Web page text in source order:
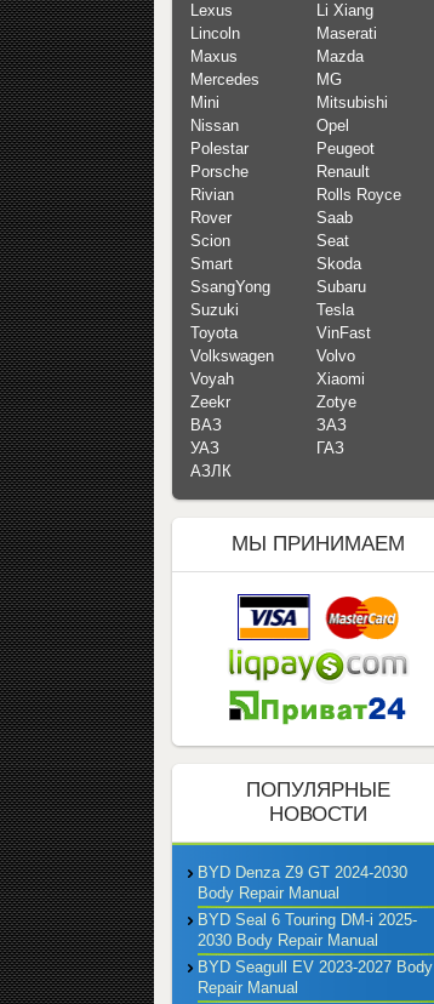
Lexus
Li Xiang
Lincoln
Maserati
Maxus
Mazda
Mercedes
MG
Mini
Mitsubishi
Nissan
Opel
Polestar
Peugeot
Porsche
Renault
Rivian
Rolls Royce
Rover
Saab
Scion
Seat
Smart
Skoda
SsangYong
Subaru
Suzuki
Tesla
Toyota
VinFast
Volkswagen
Volvo
Voyah
Xiaomi
Zeekr
Zotye
ВАЗ
ЗАЗ
УАЗ
ГАЗ
АЗЛК
МЫ ПРИНИМАЕМ
ПОПУЛЯРНЫЕ
НОВОСТИ
BYD Denza Z9 GT 2024-2030
Body Repair Manual
BYD Seal 6 Touring DM-i 2025-
2030 Body Repair Manual
BYD Seagull EV 2023-2027 Body
Repair Manual